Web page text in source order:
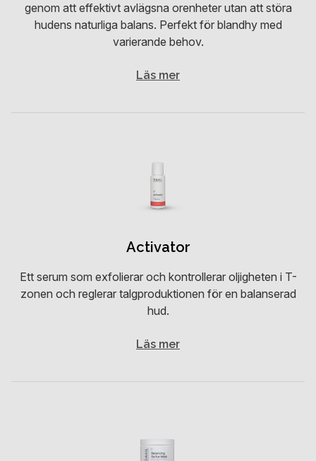
genom att effektivt avlägsna orenheter utan att störa
hudens naturliga balans. Perfekt för blandhy med
varierande behov.
Läs mer
Activator
Ett serum som exfolierar och kontrollerar oljigheten i T-
zonen och reglerar talgproduktionen för en balanserad
hud.
Läs mer